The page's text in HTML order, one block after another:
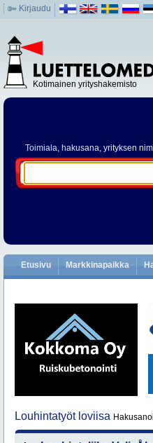
Kirjaudu
Kotimainen yrityshakemisto
Toimiala, hakusana, yrityksen
Etusivu Markkinapaikka
Louhintatyöt loviisa